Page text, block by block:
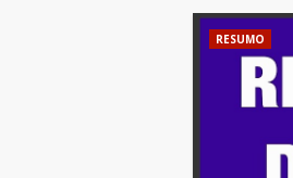
RESUMO